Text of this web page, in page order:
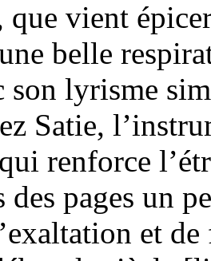
que vient
belle
son lyrisme
Satie,
renforce
pages un
et